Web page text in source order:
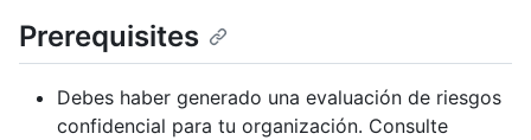
Prerequisites
Debes haber generado una evaluación de riesgos
confidencial para tu organización. Consulte